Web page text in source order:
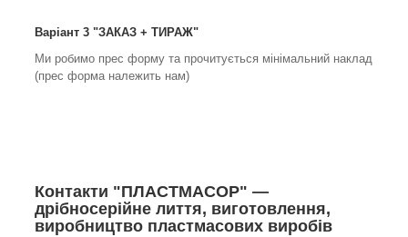
Варіант 3 "ЗАКАЗ + ТИРАЖ"
Ми робимо прес форму та прочитується мінімальний наклад
(прес форма належить нам)
Контакти "ПЛАСТМАСОР" —
дрібносерійне лиття, виготовлення,
виробництво пластмасових виробів